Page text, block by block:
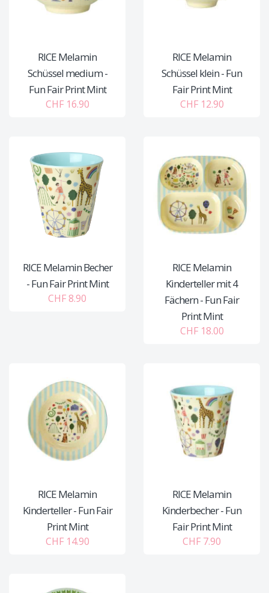
RICE Melamin
Schüssel medium -
Fun Fair Print Mint
CHF 16.90
RICE Melamin
Schüssel klein - Fun
Fair Print Mint
CHF 12.90
RICE Melamin Becher
- Fun Fair Print Mint
CHF 8.90
RICE Melamin
Kinderteller mit 4
Fächern - Fun Fair
Print Mint
CHF 18.00
RICE Melamin
Kinderteller - Fun Fair
Print Mint
CHF 14.90
RICE Melamin
Kinderbecher - Fun
Fair Print Mint
CHF 7.90